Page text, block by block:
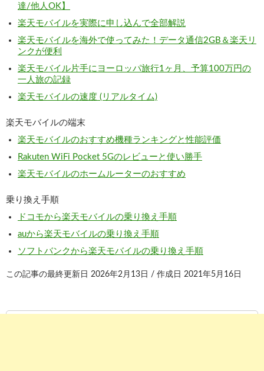
達/他人OK】
楽天モバイルを実際に申し込んで全部解説
楽天モバイルを海外で使ってみた！データ通信2GB＆楽天リ
ンクが便利
楽天モバイル片手にヨーロッパ旅行1ヶ月、予算100万円の
一人旅の記録
楽天モバイルの速度 (リアルタイム)
楽天モバイルの端末
楽天モバイルのおすすめ機種ランキングと性能評価
Rakuten WiFi Pocket 5Gのレビューと使い勝手
楽天モバイルのホームルーターのおすすめ
乗り換え手順
ドコモから楽天モバイルの乗り換え手順
auから楽天モバイルの乗り換え手順
ソフトバンクから楽天モバイルの乗り換え手順
この記事の最終更新日 2026年2月13日 / 作成日 2021年5月16日